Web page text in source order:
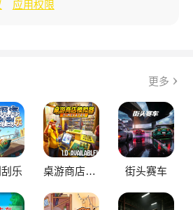
应用权限
更多
乐 桌游商店模拟器 街头赛车